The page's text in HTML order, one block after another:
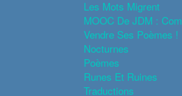
Les Mots Migrent
MOOC De JDM :
Vendre Ses Poèmes !
Nocturnes
Poèmes
Runes Et Ruines
Traductions